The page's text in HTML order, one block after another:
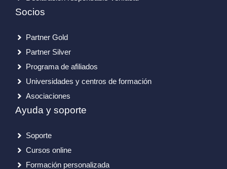
Socios
Partner Gold
Partner Silver
Programa de afiliados
Universidades y centros de formación
Asociaciones
Ayuda y soporte
Soporte
Cursos online
Formación personalizada